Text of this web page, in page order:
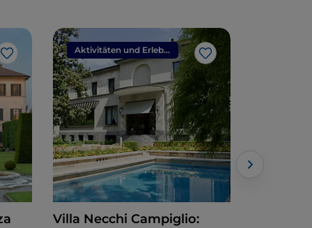
Like
Aktivitäten und Erlebnisse
Like
Villa Necchi Campiglio: